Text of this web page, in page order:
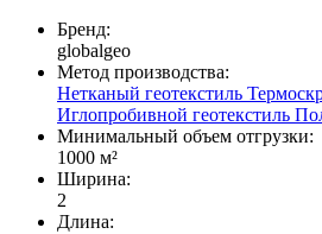
Бренд:
globalgeo
Метод производства:
Нетканый геотекстиль
Иглопробивной геотекстиль
Минимальный объем отгрузки:
1000 м²
Ширина:
2
Длина: